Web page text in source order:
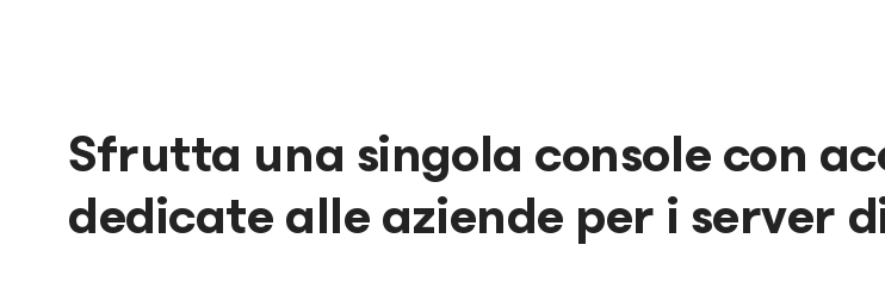
Sfrutta una singola console con
dedicate alle aziende per i server